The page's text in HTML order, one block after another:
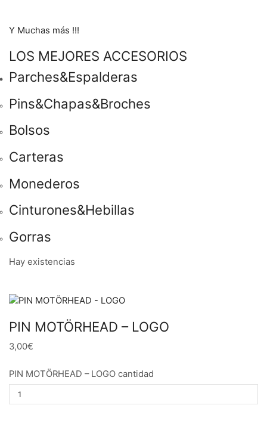
Y Muchas más !!!
LOS MEJORES ACCESORIOS
Parches&Espalderas
Pins&Chapas&Broches
Bolsos
Carteras
Monederos
Cinturones&Hebillas
Gorras
Hay existencias
PIN MOTÖRHEAD – LOGO
3,00€
PIN MOTÖRHEAD – LOGO cantidad